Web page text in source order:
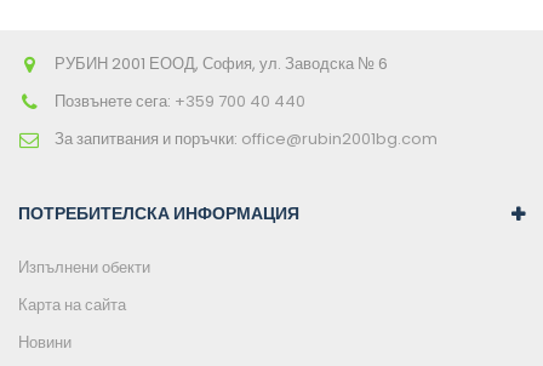
РУБИН 2001 ЕООД, София, ул. Заводска № 6
Позвънете сега: +359 700 40 440
За запитвания и поръчки: office@rubin2001bg.com
ПОТРЕБИТЕЛСКА ИНФОРМАЦИЯ
Изпълнени обекти
Карта на сайта
Новини